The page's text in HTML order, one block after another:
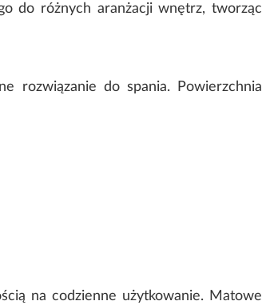
do różnych aranżacji wnętrz, tworząc
rozwiązanie do spania. Powierzchnia
na codzienne użytkowanie. Matowe